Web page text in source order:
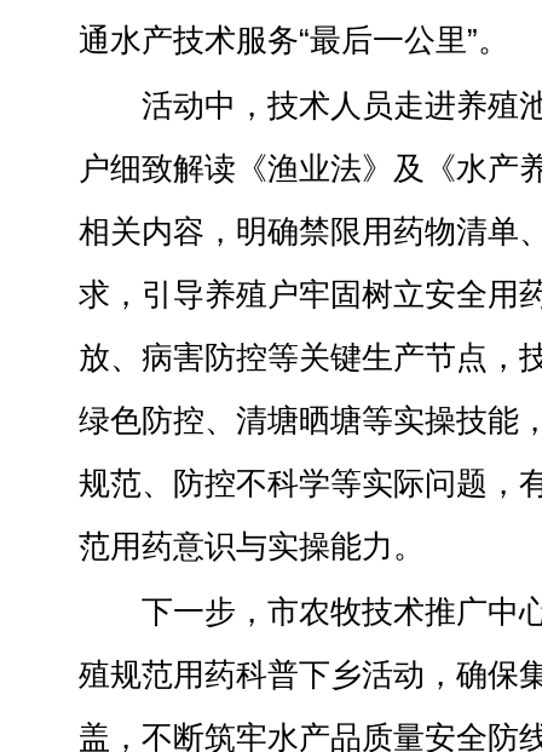
通水产技术服务“最后一公里”。
活动中，技术人员走进养殖
户细致解读《渔业法》及《水产
相关内容，明确禁限用药物清单
求，引导养殖户牢固树立安全用
放、病害防控等关键生产节点，
绿色防控、清塘晒塘等实操技能
规范、防控不科学等实际问题，
范用药意识与实操能力。
下一步，市农牧技术推广中
殖规范用药科普下乡活动，确保
盖，不断筑牢水产品质量安全防